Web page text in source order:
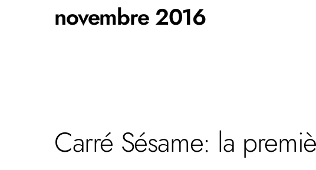
novembre 2016
Carré Sésame: la